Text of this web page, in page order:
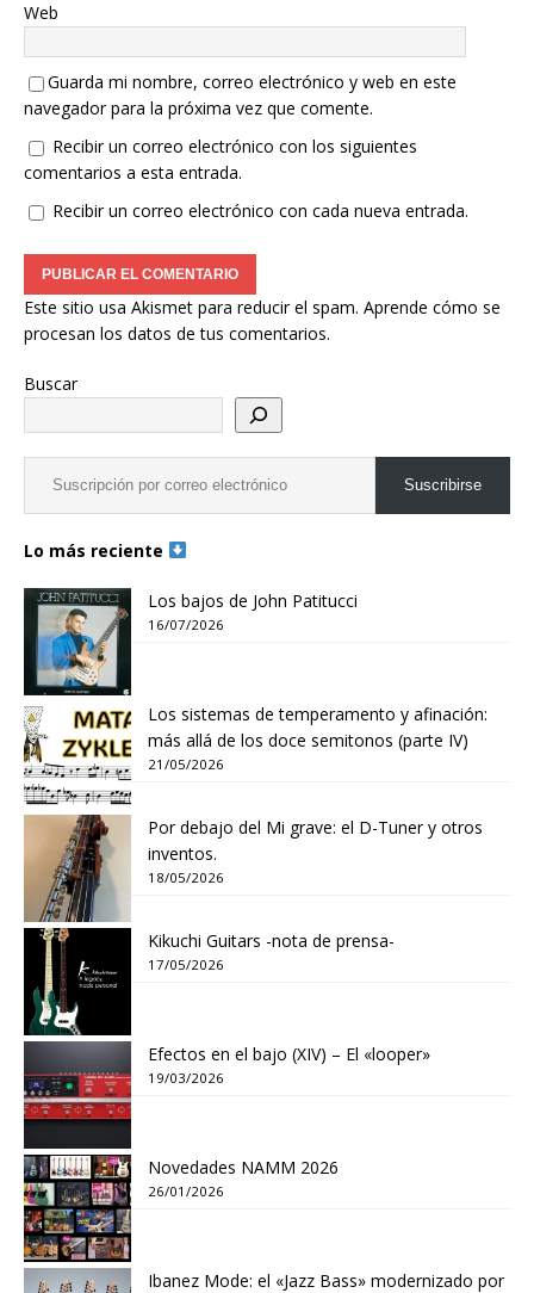
Web
Guarda mi nombre, correo electrónico y web en este
navegador para la próxima vez que comente.
Recibir un correo electrónico con los siguientes
comentarios a esta entrada.
Recibir un correo electrónico con cada nueva entrada.
Este sitio usa Akismet para reducir el spam. Aprende cómo se
procesan los datos de tus comentarios.
Buscar
Suscribirse
Lo más reciente
Los bajos de John Patitucci
16/07/2026
Los sistemas de temperamento y afinación:
más allá de los doce semitonos (parte IV)
21/05/2026
Por debajo del Mi grave: el D-Tuner y otros
inventos.
18/05/2026
Kikuchi Guitars -nota de prensa-
17/05/2026
Efectos en el bajo (XIV) – El «looper»
19/03/2026
Novedades NAMM 2026
26/01/2026
Ibanez Mode: el «Jazz Bass» modernizado por